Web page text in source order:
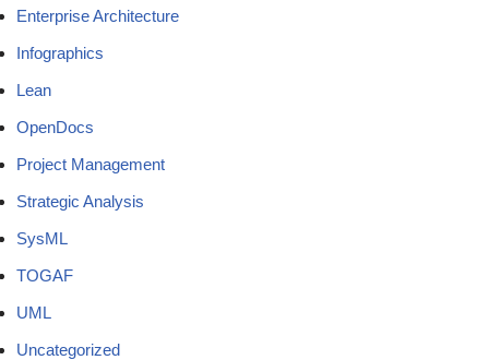
Enterprise Architecture
Infographics
Lean
OpenDocs
Project Management
Strategic Analysis
SysML
TOGAF
UML
Uncategorized